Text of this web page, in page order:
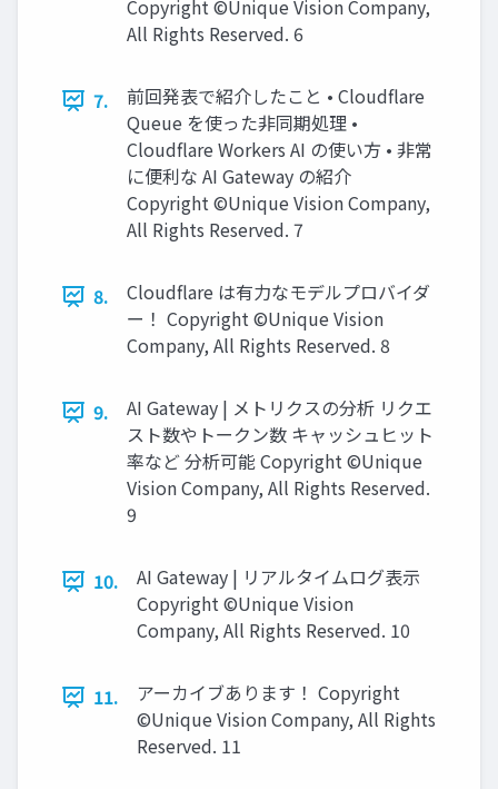
Copyright ©Unique Vision Company,
All Rights Reserved. 6
7.
前回発表で紹介したこと • Cloudflare
Queue を使った非同期処理 •
Cloudflare Workers AI の使い方 • 非常
に便利な AI Gateway の紹介
Copyright ©Unique Vision Company,
All Rights Reserved. 7
8.
Cloudflare は有力なモデルプロバイダ
ー！ Copyright ©Unique Vision
Company, All Rights Reserved. 8
9.
AI Gateway | メトリクスの分析 リクエ
スト数やトークン数 キャッシュヒット
率など 分析可能 Copyright ©Unique
Vision Company, All Rights Reserved.
9
10.
AI Gateway | リアルタイムログ表示
Copyright ©Unique Vision
Company, All Rights Reserved. 10
11.
アーカイブあります！ Copyright
©Unique Vision Company, All Rights
Reserved. 11